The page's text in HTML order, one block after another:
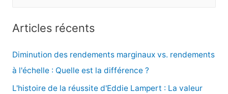
e
r
c
Articles récents
Diminution des rendements marginaux vs. rendements
à l'échelle : Quelle est la différence ?
L'histoire de la réussite d'Eddie Lampert : La valeur